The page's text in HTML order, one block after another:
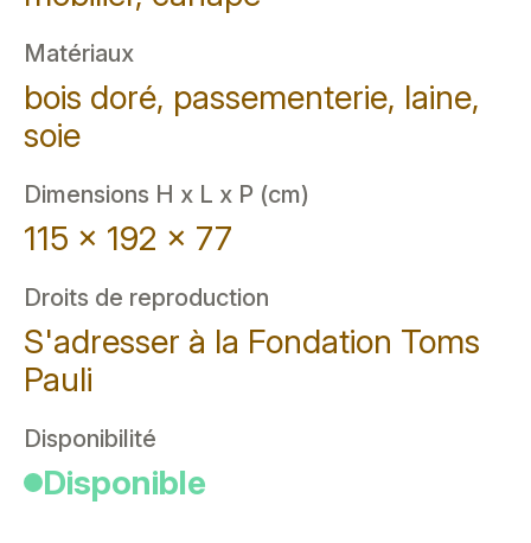
Matériaux
bois doré, passementerie, laine,
soie
Dimensions H x L x P (cm)
115 x 192 x 77
Droits de reproduction
S'adresser à la Fondation Toms
Pauli
Disponibilité
Disponible